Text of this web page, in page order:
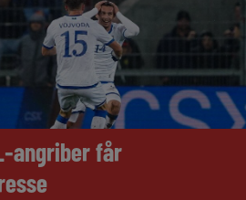
angriber får